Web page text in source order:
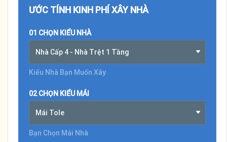
ƯỚC TÍNH KINH PHÍ XÂY NHÀ
01 CHỌN KIỂU NHÀ
Nhà Cấp 4 - Nhà Trệt 1 Tầng
Kiểu Nhà Bạn Muốn Xây
02 CHỌN KIỂU MÁI
Mái Tole
Bạn Chọn Mái Nhà